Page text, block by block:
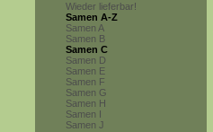
Wieder lieferbar!
Samen A-Z
Samen A
Samen B
Samen C
Samen D
Samen E
Samen F
Samen G
Samen H
Samen I
Samen J